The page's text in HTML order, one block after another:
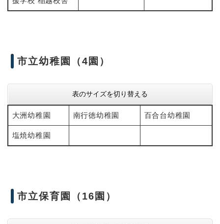
市立幼稚園（4園）
表のサイズを切り替える
​大洲幼稚園 南行徳幼稚園 百合台幼稚園
塩焼幼稚園
市立保育園（16園）